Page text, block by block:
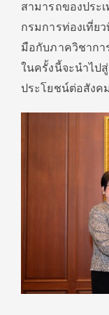
สามารถของประ
กรมการท่องเที่ย
มือกับภาควิชากา
ในครั้งนี้จะนำไป
ประโยชน์ต่อสังค